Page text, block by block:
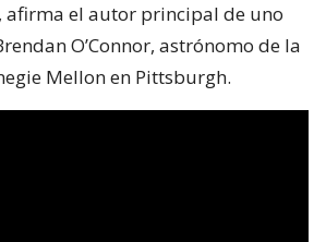
, afirma el autor principal de uno
O’Connor, astrónomo de la
Mellon en Pittsburgh.